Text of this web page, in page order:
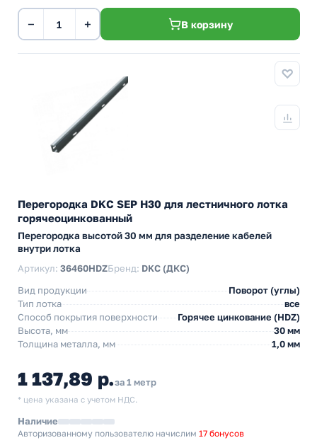
− + В корзину
Перегородка DKC SEP Н30 для лестничного лотка
горячеоцинкованный
Перегородка высотой 30 мм для разделение кабелей
внутри лотка
Артикул: 36460HDZБренд: DKC (ДКС)
Вид продукции
Поворот (углы)
Тип лотка
все
Способ покрытия поверхности
Горячее цинкование (HDZ)
Высота, мм
30 мм
Толщина металла, мм
1,0 мм
1 137,89 р.за 1 метр
* цена указана с учетом НДС.
Наличие
Авторизованному пользователю начислим 17 бонусов